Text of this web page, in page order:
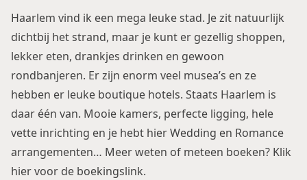
Haarlem vind ik een mega leuke stad. Je zit natuurlijk
dichtbij het strand, maar je kunt er gezellig shoppen,
lekker eten, drankjes drinken en gewoon
rondbanjeren. Er zijn enorm veel musea’s en ze
hebben er leuke boutique hotels. Staats Haarlem is
daar één van. Mooie kamers, perfecte ligging, hele
vette inrichting en je hebt hier Wedding en Romance
arrangementen… Meer weten of meteen boeken? Klik
hier voor de boekingslink.